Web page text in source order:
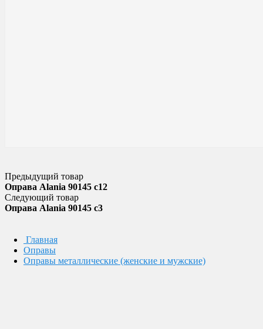
Предыдущий товар
Оправа Alania 90145 c12
Следующий товар
Оправа Alania 90145 c3
Главная
Оправы
Оправы металлические (женские и мужские)